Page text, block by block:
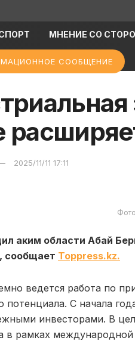
МНЕНИЕ СО
СООБЩЕНИЕ
2025/11/11 17:11
аким области Абай
сообщает Toppress.kz.
ведется работа по
С начала
инвесторами. В
в рамках международной